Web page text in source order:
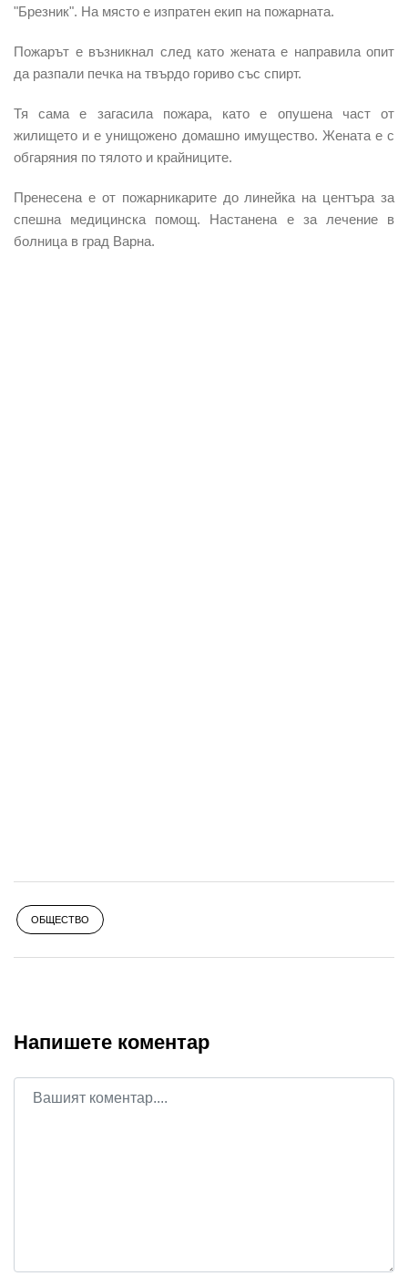
"Брезник". На място е изпратен екип на пожарната.
Пожарът е възникнал след като жената е направила опит
да разпали печка на твърдо гориво със спирт.
Тя сама е загасила пожара, като е опушена част от
жилището и е унищожено домашно имущество. Жената е с
обгаряния по тялото и крайниците.
Пренесена е от пожарникарите до линейка на центъра за
спешна медицинска помощ. Настанена е за лечение в
болница в град Варна.
ОБЩЕСТВО
Напишете коментар